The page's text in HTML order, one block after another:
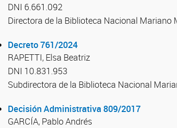
DNI 6.661.092
Directora de la Biblioteca Nacional Mariano
Decreto 761/2024
RAPETTI, Elsa Beatriz
DNI 10.831.953
Subdirectora de la Biblioteca Nacional
Decisión Administrativa 809/2017
GARCÍA, Pablo Andrés